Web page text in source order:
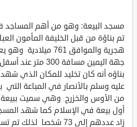
مسجد البيعة: وهو من أهم
هجرية والموافق 761
جهة اليمين مسافة
بناؤه أنه كان تخليد للمكان الذي
من الأوس والخزرج وهي سميت
أول بيعة في الإسلام كما شهد المسجد
زاد عددهم إلى 73 شخصا لذلك تم تسميته بمسجد البيعة.